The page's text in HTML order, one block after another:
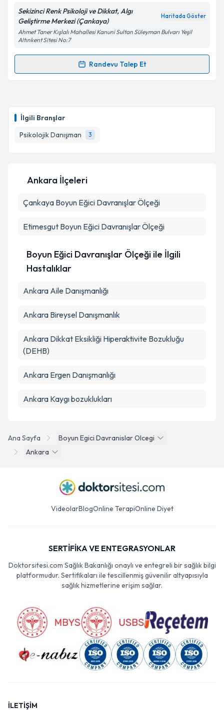
İlgili Branşlar
Psikolojik Danışman
3
Kişisel verilerimin işlenmesine ilişkinAydınlatma
Metni'ni okudum ve kişisel verilerimin belirtilen
Sekizinci Renk Psikoloji ve Dikkat, Algı
Geliştirme Merkezi (Çankaya)
Haritada Göster
Ahmet Taner Kışlalı Mahallesi Kanuni Sultan Süleyman Bulvarı Yeşil
Altınkent Sitesi No:7
Randevu Talep Et
Randevu Takvimi Talebi
almanız için bir takvim hazırlandığında e-posta ile
bilgilendireceğiz.
E-posta Adresiniz
Kişisel verilerimin işlenmesine ilişkin
kapsamda işlenmesini kabul ediyorum.
Takvim Talebini Gönder
Ana Sayfa
Boyun Egici Davranislar Olcegi
Ankara
Ankara İlçeleri
Çankaya Boyun Eğici Davranışlar Ölçeği
Etimesgut Boyun Eğici Davranışlar Ölçeği
Boyun Eğici Davranışlar Ölçeği ile İlgili
Hastalıklar
Ankara Aile Danışmanlığı
Ankara Bireysel Danışmanlık
Ankara Dikkat Eksikliği Hiperaktivite Bozukluğu
(DEHB)
Ankara Ergen Danışmanlığı
Ankara Kaygı bozuklukları
VideolarBlogOnline TerapiOnline Diyet
SERTİFİKA VE ENTEGRASYONLAR
Doktorsitesi.com Sağlık Bakanlığı onaylı ve entegreli bir sağlık bilgi
platformudur. Sertifikaları ile tescillenmiş güvenilir altyapısıyla
sağlık hizmetlerine erişim sağlar.
İLETİŞİM